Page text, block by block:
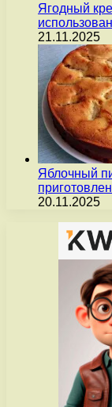
Ягодный
21.11.2025
Яблочный
20.11.2025